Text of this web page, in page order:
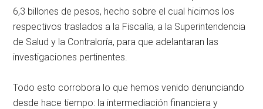
6,3 billones de pesos, hecho sobre el cual hicimos los
respectivos traslados a la Fiscalía, a la Superintendencia
de Salud y la Contraloría, para que adelantaran las
investigaciones pertinentes.
Todo esto corrobora lo que hemos venido denunciando
desde hace tiempo: la intermediación financiera y